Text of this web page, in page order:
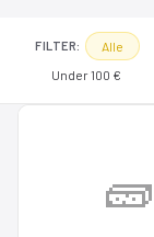
FILTER: Alle
Under 100 €
🧱